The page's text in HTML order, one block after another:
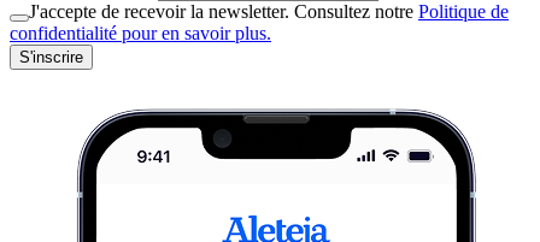
J'accepte de recevoir la newsletter. Consultez notre Politique de
confidentialité pour en savoir plus.
S'inscrire